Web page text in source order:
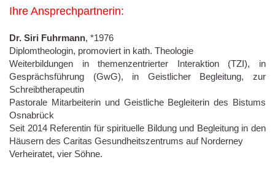
Ihre Ansprechpartnerin:
Dr. Siri Fuhrmann, *1976
Diplomtheologin, promoviert in kath. Theologie
Weiterbildungen in themenzentrierter Interaktion (TZI), in
Gesprächsführung (GwG), in Geistlicher Begleitung, zur
Schreibtherapeutin
Pastorale Mitarbeiterin und Geistliche Begleiterin des Bistums
Osnabrück
Seit 2014 Referentin für spirituelle Bildung und Begleitung in den
Häusern des Caritas Gesundheitszentrums auf Norderney
Verheiratet, vier Söhne.